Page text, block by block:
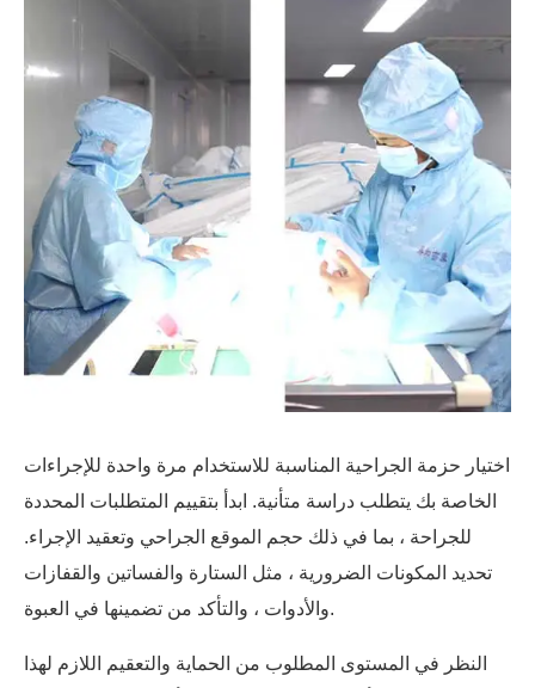
اختيار حزمة الجراحية المناسبة للاستخدام مرة واحدة للإجراءات
الخاصة بك يتطلب دراسة متأنية. ابدأ بتقييم المتطلبات المحددة
للجراحة ، بما في ذلك حجم الموقع الجراحي وتعقيد الإجراء.
تحديد المكونات الضرورية ، مثل الستارة والفساتين والقفازات
والأدوات ، والتأكد من تضمينها في العبوة.
النظر في المستوى المطلوب من الحماية والتعقيم اللازم لهذا